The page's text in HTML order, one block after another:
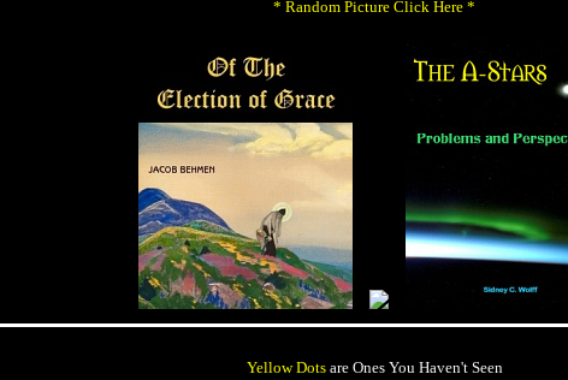
* Random Picture Click Here *
Yellow Dotsare Ones You Haven't Seen